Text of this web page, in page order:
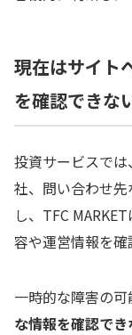
現在はサイト
を確認できな
投資サービスで
社、問い合わせ
し、TFC
容や運営情報を確
一時的な障害の可
な情報を確認で